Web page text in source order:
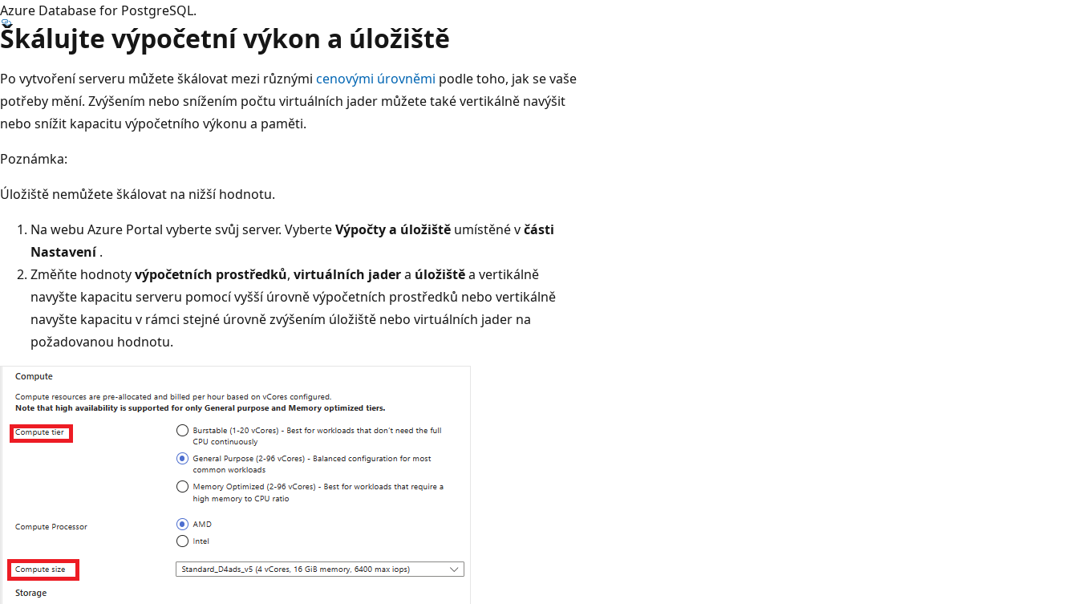
Azure Database for PostgreSQL.
Škálujte výpočetní výkon a úložiště
Po vytvoření serveru můžete škálovat mezi různými cenovými úrovněmi podle toho, jak se vaše
potřeby mění. Zvýšením nebo snížením počtu virtuálních jader můžete také vertikálně navýšit
nebo snížit kapacitu výpočetního výkonu a paměti.
Poznámka:
Úložiště nemůžete škálovat na nižší hodnotu.
Na webu Azure Portal vyberte svůj server. VyberteVýpočty a úložiště umístěné včásti
Nastavení.
Změňte hodnotyvýpočetních prostředků, virtuálních jadera úložištěa vertikálně
navyšte kapacitu serveru pomocí vyšší úrovně výpočetních prostředků nebo vertikálně
navyšte kapacitu v rámci stejné úrovně zvýšením úložiště nebo virtuálních jader na
požadovanou hodnotu.